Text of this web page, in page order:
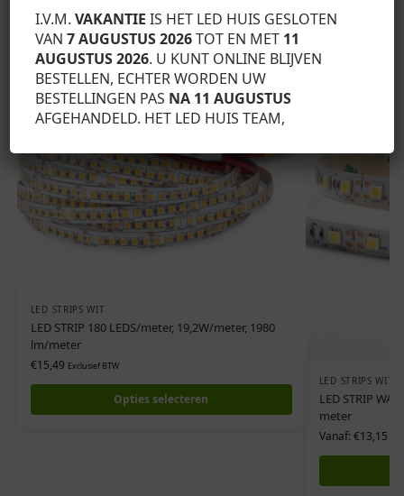
Gerelateerde producten
LED STRIPS WIT
LED STRIP 180 LEDS/meter, 19,2W/meter, 1980
lm/meter
€15,49 Exclusief BTW
Opties selecteren
LED STRIPS WIT
LED STRIP
meter
Vanaf: €13,15
I.V.M.VAKANTIE IS HET LED HUIS GESLOTEN
VAN7 AUGUSTUS 2026TOT EN MET 11
AUGUSTUS 2026. U KUNT ONLINE BLIJVEN
BESTELLEN, ECHTER WORDEN UW
BESTELLINGEN PAS NA 11 AUGUSTUS
AFGEHANDELD. HET LED HUIS TEAM,